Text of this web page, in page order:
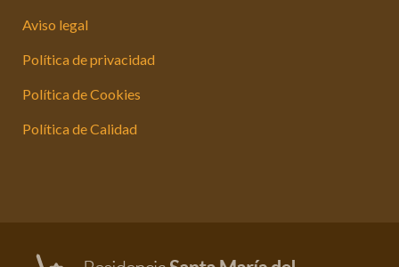
Aviso legal
Política de privacidad
Política de Cookies
Política de Calidad